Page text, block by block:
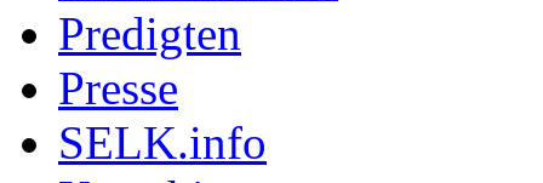
Predigten
Presse
SELK.info